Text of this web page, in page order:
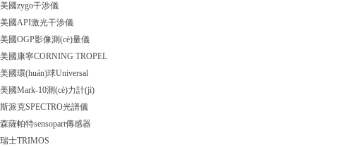
美國zygo干涉儀
美國API激光干涉儀
美國OGP影像測(cè)量儀
美國康寧CORNING TROPEL
美國環(huán)球Universal
美國Mark-10測(cè)力計(jì)
斯派克SPECTRO光譜儀
森薩帕特sensopart傳感器
瑞士TRIMOS